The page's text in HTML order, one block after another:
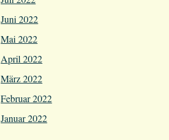
Juni 2022
Mai 2022
April 2022
März 2022
Februar 2022
Januar 2022